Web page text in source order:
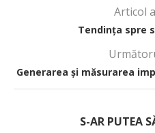
Articol
Tendința spre
Generarea și măsurarea
S-AR PUTEA